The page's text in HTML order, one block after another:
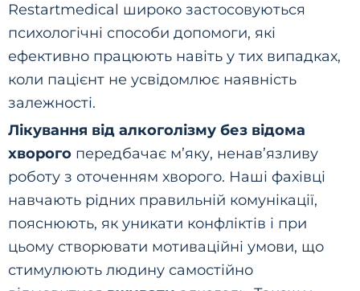
Restartmedical широко застосовуються
психологічні способи допомоги, які
ефективно працюють навіть у тих випадках,
коли пацієнт не усвідомлює наявність
залежності.
Лікування від алкоголізму без відома
хворого передбачає м’яку, ненав’язливу
роботу з оточенням хворого. Наші фахівці
навчають рідних правильній комунікації,
пояснюють, як уникати конфліктів і при
цьому створювати мотиваційні умови, що
стимулюють людину самостійно